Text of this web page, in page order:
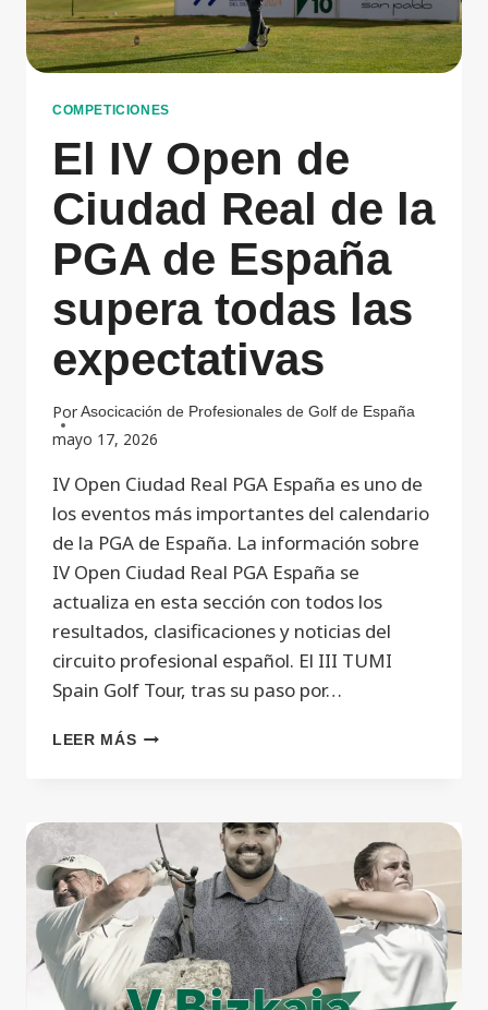
COMPETICIONES
El IV Open de
Ciudad Real de la
PGA de España
supera todas las
expectativas
Por Asocicación de Profesionales de Golf de España
mayo 17, 2026
IV Open Ciudad Real PGA España es uno de
los eventos más importantes del calendario
de la PGA de España. La información sobre
IV Open Ciudad Real PGA España se
actualiza en esta sección con todos los
resultados, clasificaciones y noticias del
circuito profesional español. El III TUMI
Spain Golf Tour, tras su paso por…
LEER MÁS